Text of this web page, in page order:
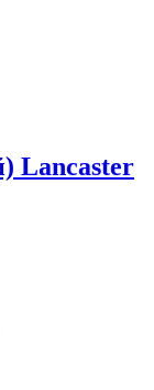
Lancaster